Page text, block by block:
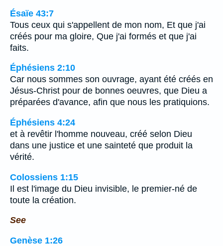
Ésaïe 43:7
Tous ceux qui s'appellent de mon nom, Et que j'ai
créés pour ma gloire, Que j'ai formés et que j'ai
faits.
Éphésiens 2:10
Car nous sommes son ouvrage, ayant été créés en
Jésus-Christ pour de bonnes oeuvres, que Dieu a
préparées d'avance, afin que nous les pratiquions.
Éphésiens 4:24
et à revêtir l'homme nouveau, créé selon Dieu
dans une justice et une sainteté que produit la
vérité.
Colossiens 1:15
Il est l'image du Dieu invisible, le premier-né de
toute la création.
See
Genèse 1:26